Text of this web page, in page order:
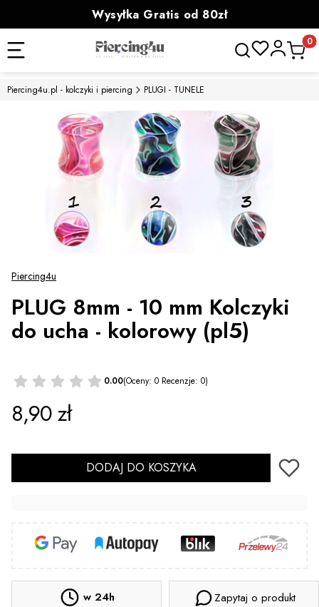
Wysyłka Gratis od 80zł
powyżej 100zł prezent
Otwórz
Piercing4u.pl - kolczyki i piercing PLUGI - TUNELE
Piercing4u
PLUG 8mm - 10 mm Kolczyki
do ucha - kolorowy (pl5)
0.00(Oceny: 0 Recenzje: 0)
Cena
8,90 zł
DODAJ DO KOSZYKA
w 24h Zapytaj o produkt